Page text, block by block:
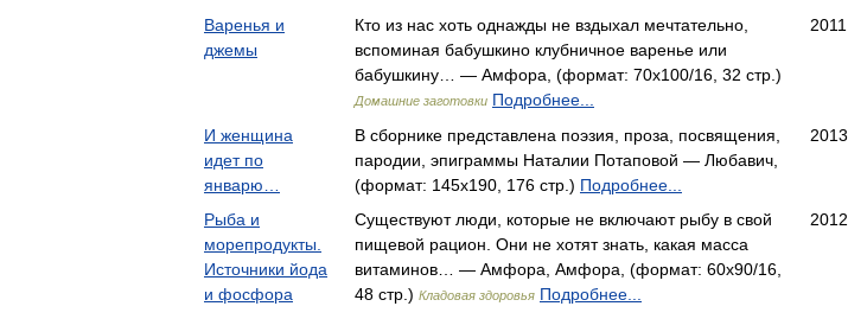
Варенья и
джемы
Кто из нас хоть однажды не вздыхал мечтательно,
вспоминая бабушкино клубничное варенье или
бабушкину… — Амфора, (формат: 70x100/16, 32 стр.)
Домашние заготовки Подробнее...
2011
И женщина
идет по
январю…
В сборнике представлена поэзия, проза, посвящения,
пародии, эпиграммы Наталии Потаповой — Любавич,
(формат: 145x190, 176 стр.) Подробнее...
2013
Рыба и
морепродукты.
Источники йода
и фосфора
Существуют люди, которые не включают рыбу в свой
пищевой рацион. Они не хотят знать, какая масса
витаминов… — Амфора, Амфора, (формат: 60x90/16,
48 стр.) Кладовая здоровья Подробнее...
2012